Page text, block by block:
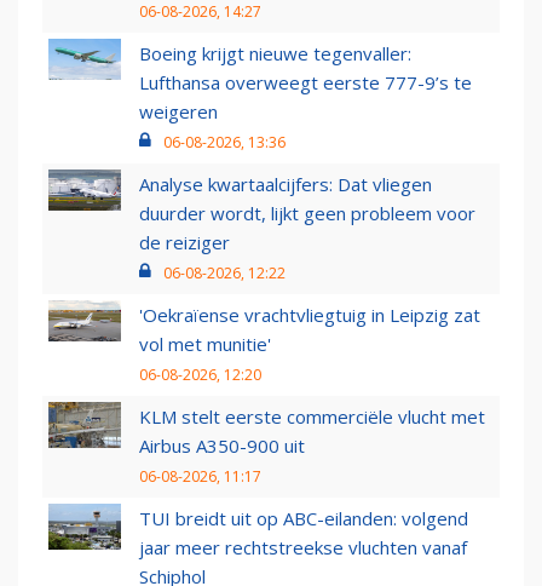
06-08-2026, 14:27
Boeing krijgt nieuwe tegenvaller:
Lufthansa overweegt eerste 777-9’s te
weigeren
06-08-2026, 13:36
Analyse kwartaalcijfers: Dat vliegen
duurder wordt, lijkt geen probleem voor
de reiziger
06-08-2026, 12:22
'Oekraïense vrachtvliegtuig in Leipzig zat
vol met munitie'
06-08-2026, 12:20
KLM stelt eerste commerciële vlucht met
Airbus A350-900 uit
06-08-2026, 11:17
TUI breidt uit op ABC-eilanden: volgend
jaar meer rechtstreekse vluchten vanaf
Schiphol